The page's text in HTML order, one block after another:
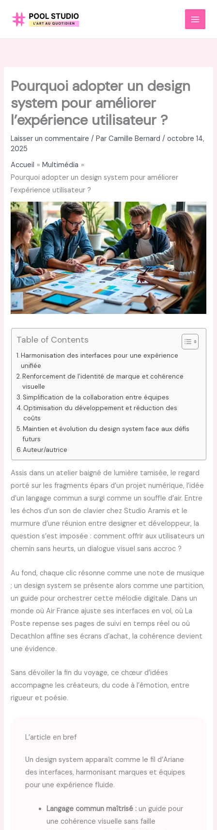
MAIN
Pourquoi adopter un design
system pour améliorer
l’expérience utilisateur ?
Laisser un commentaire / ParCamille Bernard/octobre 14,
2025
Accueil
Multimédia
Pourquoi adopter un design system pour améliorer
l’expérience utilisateur ?
Table of Contents
Harmonisation des interfaces pour une expérience
unifiée
Renforcement de l’identité de marque et cohérence
visuelle
Simplification de la collaboration entre équipes
Optimisation du développement et réduction des
coûts
Maintien et évolution du design system face aux défis
futurs
Auteur/autrice
Assis dans un atelier baigné de lumière tamisée, le regard
porté sur les fragments épars d’un projet numérique, l’idée
d’un langage commun a surgi comme un souffle d’air. Entre
les échos d’un son de clavier chez Studio Aramis et le
murmure d’une réunion entre designer et développeur, la
question s’est imposée : comment offrir aux utilisateurs un
chemin sans heurts, un dialogue visuel sans accroc ?
Au fond, chaque clic résonne comme une note de musique
; un design system se présente alors comme une partition,
un guide pour orchestrer cette mélodie digitale. Dans un
monde où Air France ajuste ses interfaces en vol, où La
Poste repense ses pages de suivi en temps réel ou où
Decathlon affine ses écrans d’achat, la cohérence devient
une évidence.
Sans dévoiler la fin du voyage, ce chœur d’idées
accompagne les créateurs, du code à l’émotion, entre
rigueur et poésie.
L’article en bref
Un design system apparaît comme le fil d’Ariane
des interfaces, harmonisant marques et équipes
pour une expérience fluide.
Langage commun maîtrisé : un guide pour
une cohérence visuelle sans faille